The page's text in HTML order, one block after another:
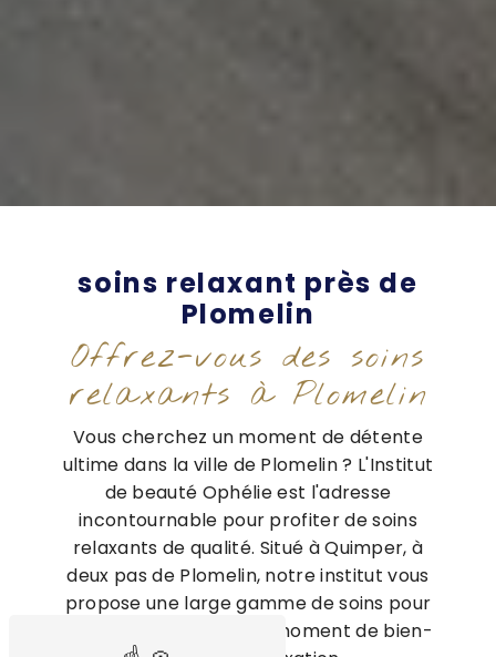
soins relaxant près de
Plomelin
Offrez-vous des soins
relaxants à Plomelin
Vous cherchez un moment de détente
ultime dans la ville de Plomelin ? L'Institut
de beauté Ophélie est l'adresse
incontournable pour profiter de soins
relaxants de qualité. Situé à Quimper, à
deux pas de Plomelin, notre institut vous
propose une large gamme de soins pour
vous offrir un véritable moment de bien-